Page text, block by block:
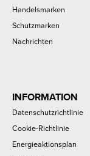
Handelsmarken
Schutzmarken
Nachrichten
INFORMATION
Datenschutzrichtlinie
Cookie-Richtlinie
Energieaktionsplan